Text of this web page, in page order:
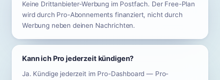
Keine Drittanbieter-Werbung im Postfach. Der Free-Plan
wird durch Pro-Abonnements finanziert, nicht durch
Werbung neben deinen Nachrichten.
Kann ich Pro jederzeit kündigen?
Ja. Kündige jederzeit im Pro-Dashboard — Pro-